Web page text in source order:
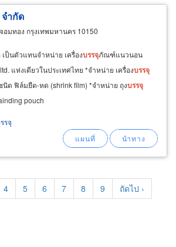
ำกัด
อมทอง กรุงเทพมหานคร 10150
นตัวแทนจำหน่าย เครื่องบรรจุภัณฑ์แนวนอน
แห่งเดียวในประเทศไทย *จำหน่าย เครื่องบรรจุ
ด ฟิล์มยืด-หด (shrink film) *จำหน่าย ถุงบรรจุ
pouch
รจุ
Page
4 Page
5 Page
6 Page
7 Page
8 Page
9
Next
page
ถัดไป ›